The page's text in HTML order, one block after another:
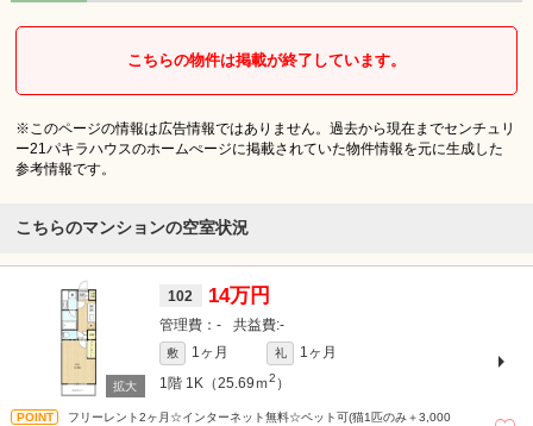
こちらの物件は掲載が終了しています。
※このページの情報は広告情報ではありません。過去から現在までセンチュリ
ー21パキラハウスのホームぺージに掲載されていた物件情報を元に生成した
参考情報です。
こちらのマンションの空室状況
102 14万円
- -
敷 1ヶ月 礼
1ヶ月
1階 1K（25.69ｍ2 ）
フリーレント2ヶ月☆インターネット無料☆ペット可(猫1匹のみ＋3,000